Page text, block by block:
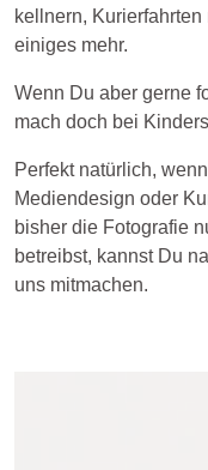
kellnern,
einiges mehr.
Wenn Du aber gerne
mach doch bei
Perfekt natürlich,
Mediendesign oder
bisher die Fotografie
betreibst, kannst Du
uns mitmachen.